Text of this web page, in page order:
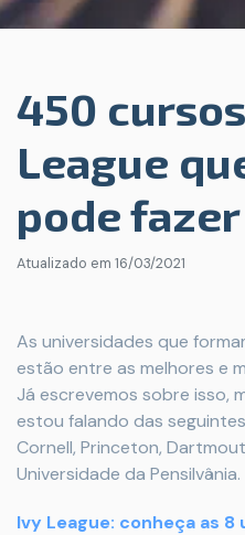
450
League
pode
Atualizado em 16/03/2021
As universidades que
estão entre as melhores e
Já escrevemos sobre isso,
estou falando das
Cornell, Princeton,
Universidade da Pensilvânia.
Ivy League: conheça as